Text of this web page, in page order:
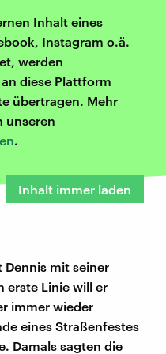
Inhalt eines
Instagram o.ä.
werden
diese Plattform
übertragen. Mehr
unseren
.
Inhalt immer laden
Dennis mit seiner
erste Linie will er
immer wieder
eines Straßenfestes
Damals sagten die